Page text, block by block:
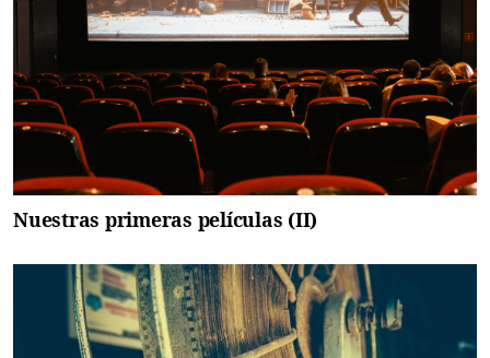
Nuestras primeras películas (II)